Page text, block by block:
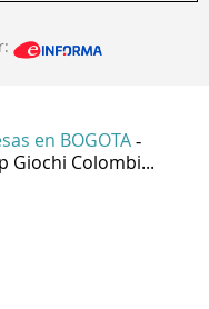
en BOGOTA -
Giochi Colombi...